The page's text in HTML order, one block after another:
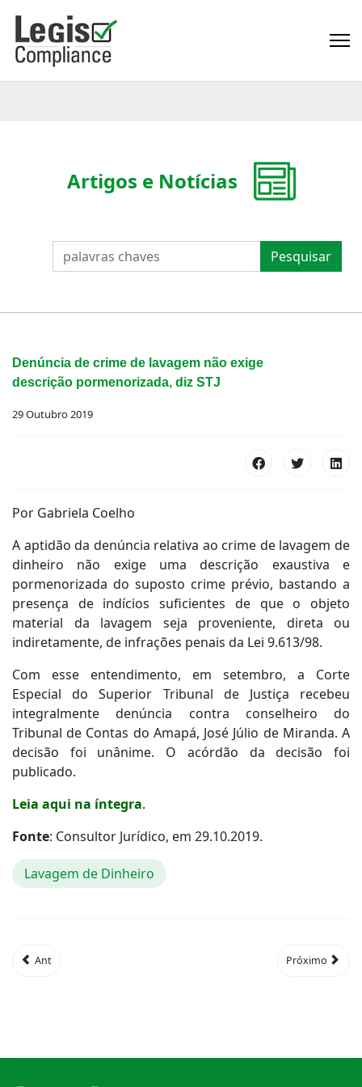
PESQUISAR Pesquisar
Artigos e Notícias
Denúncia de crime de lavagem não exige
descrição pormenorizada, diz STJ
29 Outubro 2019
Por Gabriela Coelho
A aptidão da denúncia relativa ao crime de lavagem de
dinheiro não exige uma descrição exaustiva e
pormenorizada do suposto crime prévio, bastando a
presença de indícios suficientes de que o objeto
material da lavagem seja proveniente, direta ou
indiretamente, de infrações penais da Lei 9.613/98.
Com esse entendimento, em setembro, a Corte
Especial do Superior Tribunal de Justiça recebeu
integralmente denúncia contra conselheiro do
Tribunal de Contas do Amapá, José Júlio de Miranda. A
decisão foi unânime. O acórdão da decisão foi
publicado.
Leia aqui na íntegra.
Fonte: Consultor Jurídico, em 29.10.2019.
Lavagem de Dinheiro
Ant Próximo